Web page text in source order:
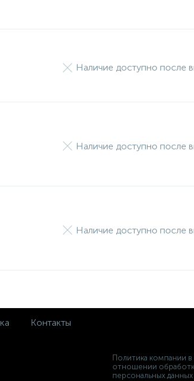
Наличие доступно после
Наличие доступно после
Наличие доступно после
Контакты
Политика компании в
отношении
персональных данных